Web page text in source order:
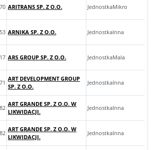
ARITRANS SP. Z O.O. JednostkaMikro
ARNIKA SP. Z O.O. JednostkaInna
ARS GROUP SP. Z O.O. JednostkaMala
ART DEVELOPMENT GROUP
SP. Z O.O.
JednostkaInna
ART GRANDE SP. Z O.O. W
LIKWIDACJI.
JednostkaInna
ART GRANDE SP. Z O.O. W
LIKWIDACJI.
JednostkaInna